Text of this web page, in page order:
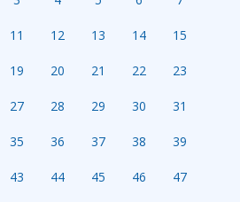
11 12 13 14 15
19 20 21 22 23
27 28 29 30 31
35 36 37 38 39
43 44 45 46 47